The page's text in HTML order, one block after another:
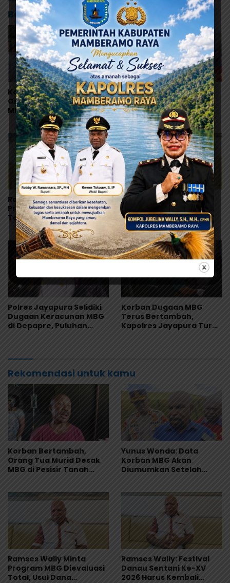
Baca Juga
Korban Bertambah,
Orang Tua Murid Desak
MBG di Pesisir Tanah
Merah Dihentikan
Yunus Wonda: Data
Korban MBG Akan
Diumumkan Setelah
Observasi Tiga Hari
Ramses Wally Minta
Program MBG Dievaluasi
Total, Usul Dana
Langsung Dikelola
Sekolah
Ramses Wally: Festival
Danau Sentani Ke-XV
2026 Harus Kembali
Masuk Kalender Event
Nasional
Polres Jayapura Selidiki
Dugaan Keracunan MBG
di Depapre, Puluhan
Korban Dugaan MBG
Terus Bertambah,
Kapolres Jayapura Turun
Rekomendasi untuk kamu
Korban Bertambah,
Orang Tua Murid Desak
MBG di Pesisir Tanah
Yunus Wonda: Data
Korban MBG Akan
Diumumkan Setelah
Ramses Wally Minta
Program MBG Dievaluasi
Total, Usul Dana
Ramses Wally: Festival
Danau Sentani Ke-XV
2026 Harus Kembali